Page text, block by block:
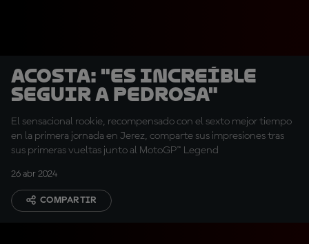
Acosta: "Es increíble
seguir a Pedrosa"
El sensacional rookie, recompensado con el sexto mejor tiempo
en la primera jornada en Jerez, comparte sus impresiones tras
sus primeras vueltas junto al MotoGP™ Legend
26 abr 2024
COMPARTIR